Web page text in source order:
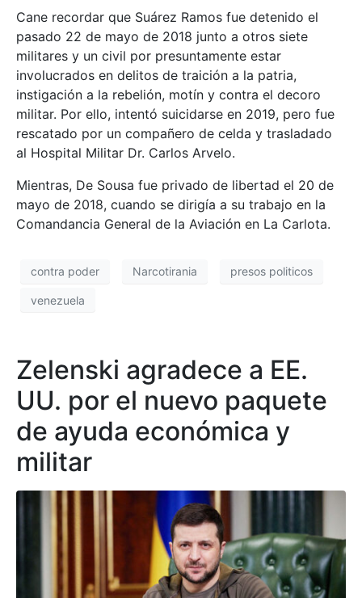
Cane recordar que Suárez Ramos fue detenido el
pasado 22 de mayo de 2018 junto a otros siete
militares y un civil por presuntamente estar
involucrados en delitos de traición a la patria,
instigación a la rebelión, motín y contra el decoro
militar. Por ello, intentó suicidarse en 2019, pero fue
rescatado por un compañero de celda y trasladado
al Hospital Militar Dr. Carlos Arvelo.
Mientras, De Sousa fue privado de libertad el 20 de
mayo de 2018, cuando se dirigía a su trabajo en la
Comandancia General de la Aviación en La Carlota.
contra poder Narcotirania presos politicos
venezuela
Zelenski agradece a EE.
UU. por el nuevo paquete
de ayuda económica y
militar